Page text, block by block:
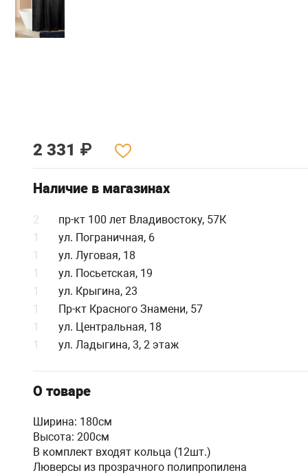
2 331 ₽
Наличие в магазинах
2
пр-кт 100 лет Владивостоку, 57К
1
ул. Пограничная, 6
1
ул. Луговая, 18
1
ул. Посьетская, 19
1
ул. Крыгина, 23
1
Пр-кт Красного Знамени, 57
1
ул. Центральная, 18
1
ул. Ладыгина, 3, 2 этаж
О товаре
Ширина: 180см
Высота: 200см
В комплект входят кольца (12шт.)
Люверсы из прозрачного полипропилена